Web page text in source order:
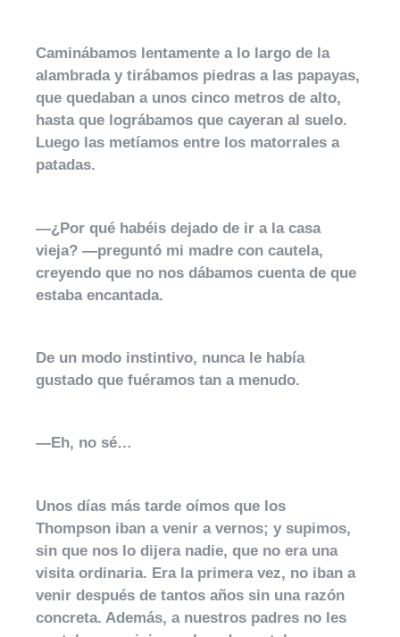
Caminábamos lentamente a lo largo de la
alambrada y tirábamos piedras a las papayas,
que quedaban a unos cinco metros de alto,
hasta que lográbamos que cayeran al suelo.
Luego las metíamos entre los matorrales a
patadas.
—¿Por qué habéis dejado de ir a la casa
vieja? —preguntó mi madre con cautela,
creyendo que no nos dábamos cuenta de que
estaba encantada.
De un modo instintivo, nunca le había
gustado que fuéramos tan a menudo.
—Eh, no sé…
Unos días más tarde oímos que los
Thompson iban a venir a vernos; y supimos,
sin que nos lo dijera nadie, que no era una
visita ordinaria. Era la primera vez, no iban a
venir después de tantos años sin una razón
concreta. Además, a nuestros padres no les